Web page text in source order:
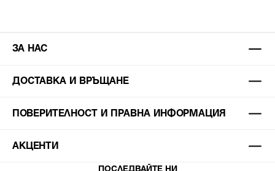
ЗА НАС
ДОСТАВКА И ВРЪЩАНЕ
ПОВЕРИТЕЛНОСТ И ПРАВНА ИНФОРМАЦИЯ
АКЦЕНТИ